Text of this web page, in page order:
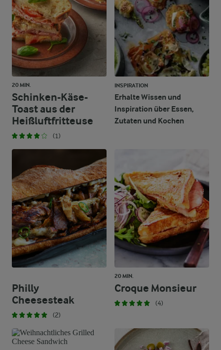
20 MIN.
Schinken-Käse-
Toast aus der
Heißluftfritteuse
(1)
INSPIRATION
Erhalte Wissen und
Inspiration über Essen,
Zutaten und Kochen
Philly
Cheesesteak
(2)
20 MIN.
Croque Monsieur
(4)